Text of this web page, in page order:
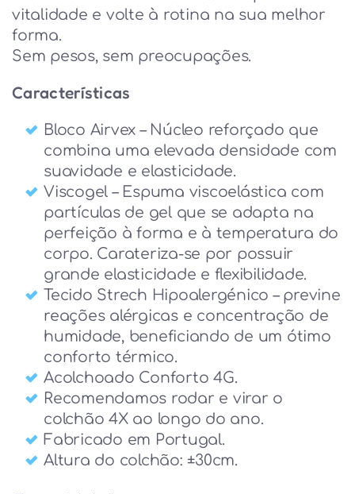
vitalidade e volte à rotina na sua melhor
forma.
Sem pesos, sem preocupações.
Características
Bloco Airvex – Núcleo reforçado que
combina uma elevada densidade com
suavidade e elasticidade.
Viscogel – Espuma viscoelástica com
partículas de gel que se adapta na
perfeição à forma e à temperatura do
corpo. Carateriza-se por possuir
grande elasticidade e flexibilidade.
Tecido Strech Hipoalergénico – previne
reações alérgicas e concentração de
humidade, beneficiando de um ótimo
conforto térmico.
Acolchoado Conforto 4G.
Recomendamos rodar e virar o
colchão 4X ao longo do ano.
Fabricado em Portugal.
Altura do colchão: ±30cm.